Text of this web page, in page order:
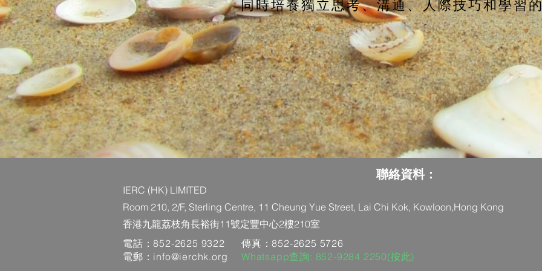
同時培養獨立思考、溝通、人際技巧和學習
聯絡資料：
IERC (HK) LIMITED
Room 210, 2/F, Sterling Centre, 11 Cheung Yue Street, Lai Chi Kok, Kowloon,Hong Kong
香港九龍荔枝角長裕街11號定豐中心2樓210室
電話：852-2625 9322
電郵： info@ierchk.org
傳真：852-2625 5726
Whatsapp查詢: 852-9284 2250(按此)